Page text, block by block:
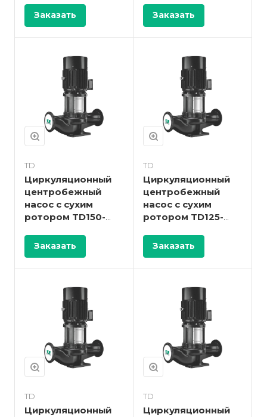
Заказать Заказать
TD
Циркуляционный
центробежный
насос с сухим
ротором TD150-
Заказать
TD
Циркуляционный
центробежный
насос с сухим
ротором TD125-
Заказать
TD
Циркуляционный
TD
Циркуляционный